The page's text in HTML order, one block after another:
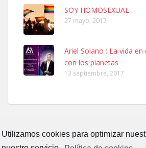
Utilizamos cookies para optimizar
Adopcion
Busco casa de acogida para mi perrita ya que
no la puedo tener. Solo gente r...
SOY HOMOSEXUAL
27 mayo, 2017
Ariel Solano : La vida
con los planetas
13 septiembre, 2017